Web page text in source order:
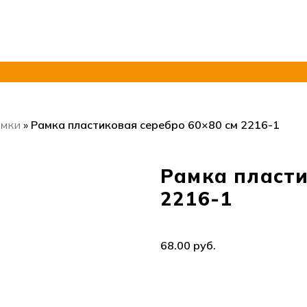
» Рамка пластиковая серебро 60×80 см 2216-1
Рамка
2216-1
руб.